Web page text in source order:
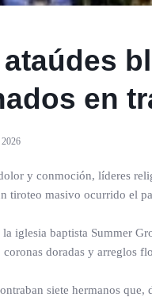
en
y conmoción, líderes
tiroteo masivo ocurrido el
iglesia baptista Summer
doradas y arreglos
siete hermanos